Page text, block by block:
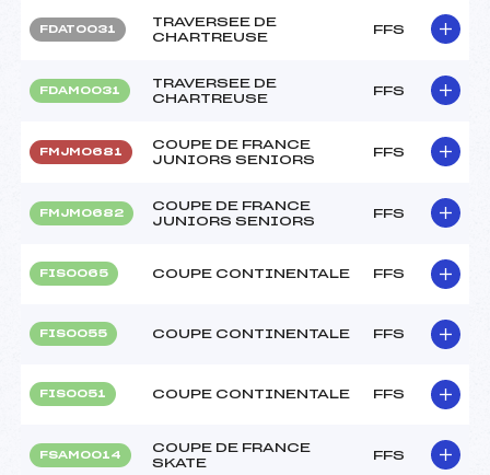
FDAT0031
TRAVERSEE DE
CHARTREUSE
FFS
FDAM0031
TRAVERSEE DE
CHARTREUSE
FFS
FMJM0681
COUPE DE FRANCE
JUNIORS SENIORS
FFS
FMJM0682
COUPE DE FRANCE
JUNIORS SENIORS
FFS
FIS0065 COUPE CONTINENTALE FFS
FIS0055 COUPE CONTINENTALE FFS
FIS0051 COUPE CONTINENTALE FFS
FSAM0014
COUPE DE FRANCE
SKATE
FFS